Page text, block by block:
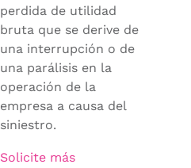
perdida de utilidad
bruta que se derive de
una interrupción o de
una parálisis en la
operación de la
empresa a causa del
siniestro.
Solicite más